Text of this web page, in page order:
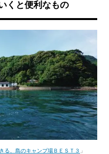
くと便利なもの
る、島のキャンプ場ＢＥＳＴ３ 」